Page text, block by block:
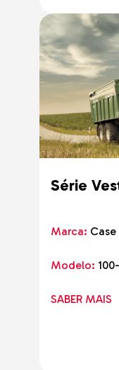
Série
Marca: Case
Modelo:
SABER MAIS